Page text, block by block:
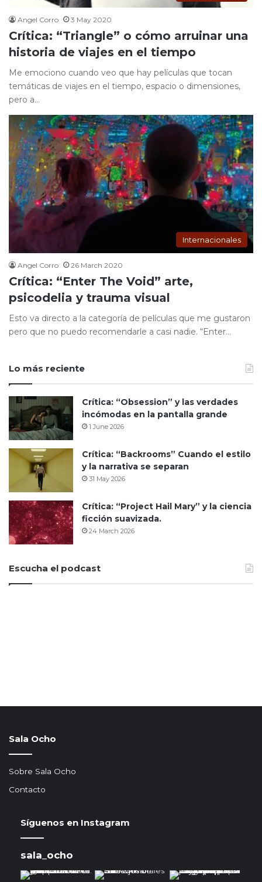
Angel Corro 3 May 2020
Crítica: “Triangle” o cómo arruinar una
historia de viajes en el tiempo
Me emociono cuando veo que hay películas que tocan
temáticas de viajes en el tiempo, espacio o dimensiones,
pero a…
Internacionales
Angel Corro 26 March 2020
Crítica: “Enter The Void” arte,
psicodelia y trauma visual
Esto va directo a la categoría de películas que me gustaron
pero que no puedo recomendarle a casi nadie. “Enter…
Lo más reciente
Crítica: “Obsession” y las verdades
incómodas en la pantalla grande
1 June 2026
Crítica: “Backrooms” Cuando el estilo
y la narrativa se separan
31 May 2026
Crítica: “Project Hail Mary” y la ciencia
ficción suavizada.
24 March 2026
Escucha el podcast
Sala Ocho
Sobre Sala Ocho
Contacto
Síguenos en Instagram
sala_ocho